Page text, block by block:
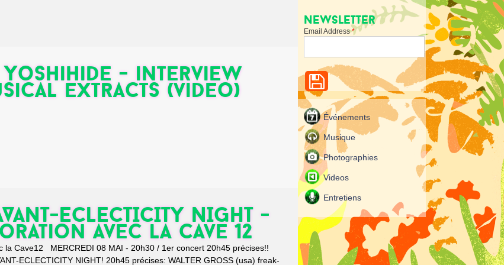
- interview
extracts (video)
ECLECTICITY NIGHT -
avec la Cave 12
la Cave12 MERCREDI 08 MAI - 20h30 / 1er concert 20h45 précises!!
ECLECTICITY NIGHT! 20h45 précises: WALTER GROSS (usa) freak-
Newsletter
Email Address*
Événements
Musique
Photographies
Videos
Entretiens